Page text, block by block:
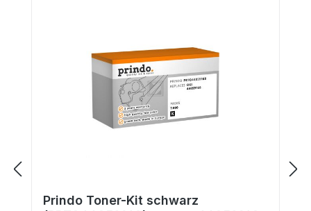
Prindo Toner-Kit schwarz